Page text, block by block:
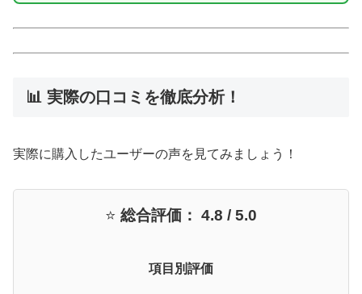
📊 実際の口コミを徹底分析！
実際に購入したユーザーの声を見てみましょう！
⭐ 総合評価： 4.8 / 5.0
項目別評価